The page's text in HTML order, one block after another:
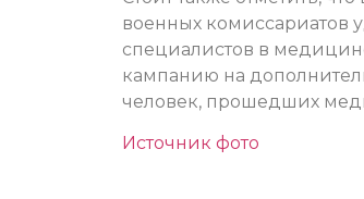
военных комиссариатов
специалистов в
кампанию на
человек, прошедших
Источник фото